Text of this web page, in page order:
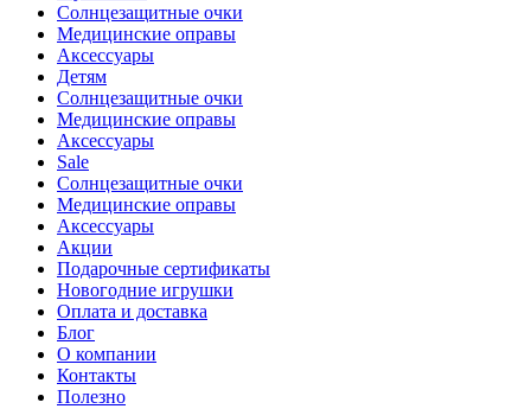
Солнцезащитные очки
Медицинские оправы
Аксессуары
Детям
Солнцезащитные очки
Медицинские оправы
Аксессуары
Sale
Солнцезащитные очки
Медицинские оправы
Аксессуары
Акции
Подарочные сертификаты
Новогодние игрушки
Оплата и доставка
Блог
О компании
Контакты
Полезно